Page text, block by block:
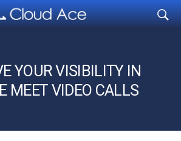
YOUR VISIBILITY IN
MEET VIDEO CALLS